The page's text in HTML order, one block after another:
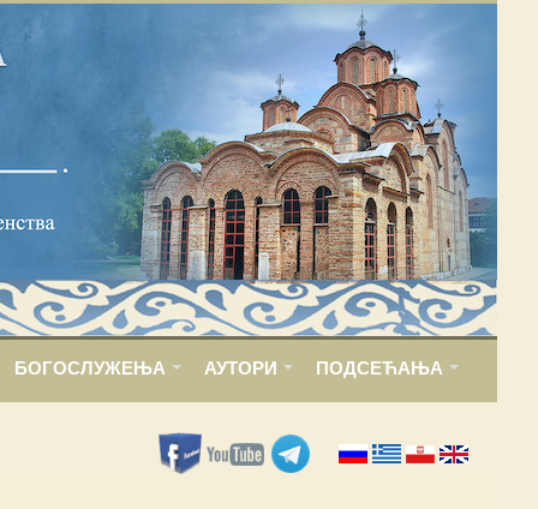
БОГОСЛУЖЕЊА АУТОРИ ПОДСЕЋАЊА